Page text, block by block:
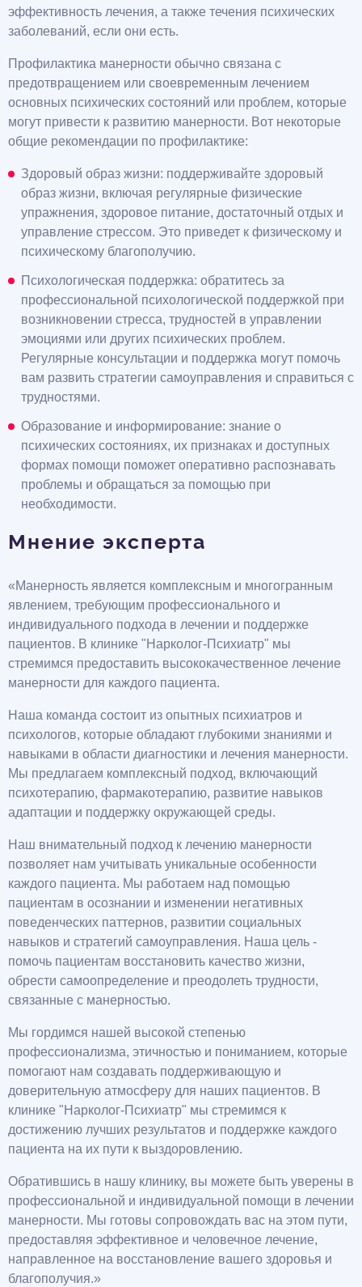
эффективность лечения, а также течения психических
заболеваний, если они есть.
Профилактика манерности обычно связана с
предотвращением или своевременным лечением
основных психических состояний или проблем, которые
могут привести к развитию манерности. Вот некоторые
общие рекомендации по профилактике:
Здоровый образ жизни: поддерживайте здоровый
образ жизни, включая регулярные физические
упражнения, здоровое питание, достаточный отдых и
управление стрессом. Это приведет к физическому и
психическому благополучию.
Психологическая поддержка: обратитесь за
профессиональной психологической поддержкой при
возникновении стресса, трудностей в управлении
эмоциями или других психических проблем.
Регулярные консультации и поддержка могут помочь
вам развить стратегии самоуправления и справиться с
трудностями.
Образование и информирование: знание о
психических состояниях, их признаках и доступных
формах помощи поможет оперативно распознавать
проблемы и обращаться за помощью при
необходимости.
Мнение эксперта
«Манерность является комплексным и многогранным
явлением, требующим профессионального и
индивидуального подхода в лечении и поддержке
пациентов. В клинике "Нарколог-Психиатр" мы
стремимся предоставить высококачественное лечение
манерности для каждого пациента.
Наша команда состоит из опытных психиатров и
психологов, которые обладают глубокими знаниями и
навыками в области диагностики и лечения манерности.
Мы предлагаем комплексный подход, включающий
психотерапию, фармакотерапию, развитие навыков
адаптации и поддержку окружающей среды.
Наш внимательный подход к лечению манерности
позволяет нам учитывать уникальные особенности
каждого пациента. Мы работаем над помощью
пациентам в осознании и изменении негативных
поведенческих паттернов, развитии социальных
навыков и стратегий самоуправления. Наша цель -
помочь пациентам восстановить качество жизни,
обрести самоопределение и преодолеть трудности,
связанные с манерностью.
Мы гордимся нашей высокой степенью
профессионализма, этичностью и пониманием, которые
помогают нам создавать поддерживающую и
доверительную атмосферу для наших пациентов. В
клинике "Нарколог-Психиатр" мы стремимся к
достижению лучших результатов и поддержке каждого
пациента на их пути к выздоровлению.
Обратившись в нашу клинику, вы можете быть уверены в
профессиональной и индивидуальной помощи в лечении
манерности. Мы готовы сопровождать вас на этом пути,
предоставляя эффективное и человечное лечение,
направленное на восстановление вашего здоровья и
благополучия.»